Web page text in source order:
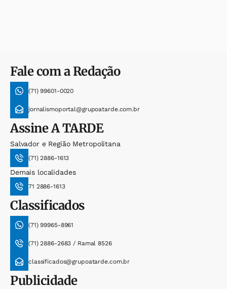
Fale com a Redação
(71) 99601-0020
jornalismoportal@grupoatarde.com.br
AssineA TARDE
Salvador e Região Metropolitana
(71) 2886-1613
Demais localidades
71 2886-1613
Classificados
(71) 99965-8961
(71) 2886-2683 / Ramal 8526
classificados@grupoatarde.com.br
Publicidade